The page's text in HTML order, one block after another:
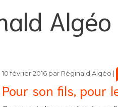
Algéo
Pour son fils, pour
10 février 2016 par Réginald Algéo